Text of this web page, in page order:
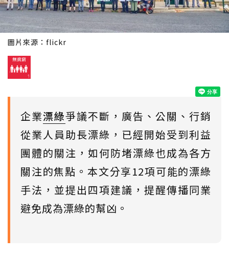
圖片來源： flickr
企業漂綠爭議不斷，廣告、公關、行銷
從業人員助長漂綠，已經開始受到利益
團體的關注，如何防堵漂綠也成為各方
關注的焦點。本文分享12項可能的漂綠
手法，並提出四項建議，提醒傳播同業
避免成為漂綠的幫凶。